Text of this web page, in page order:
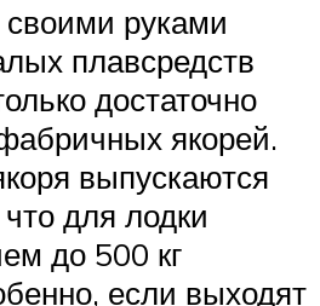
руками
плавсредств
достаточно
якорей.
выпускаются
для лодки
до 500 кг
если выходят